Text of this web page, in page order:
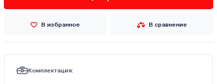
В избранное В сравнение
Комплектация: